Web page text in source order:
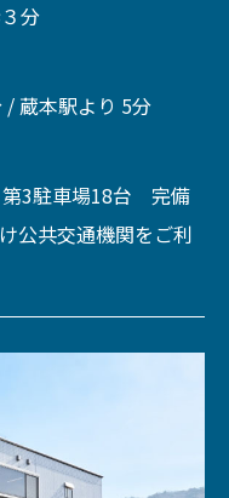
分
蔵本駅より 5分
第3駐車場18台 完備
公共交通機関をご利